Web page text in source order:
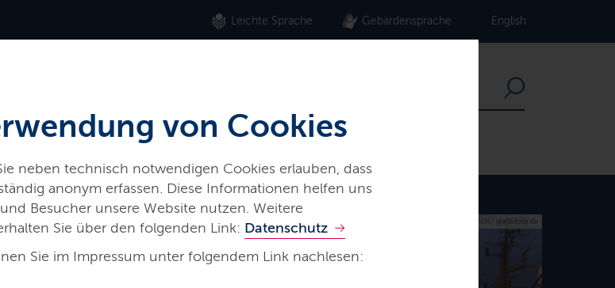
von Cookies
neben technisch notwendigen Cookies erlauben, dass
anonym erfassen. Diese Informationen helfen uns
Besucher unsere Website nutzen. Weitere
Sie über den folgenden Link: Datenschutz
Sie im Impressum unter folgendem Link nachlesen:
Leichte Sprache Gebärdensprache English
© W. Diederich / grafikfoto.de